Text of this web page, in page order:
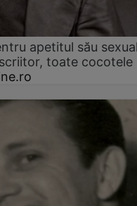
apetitul său
toate cocotele